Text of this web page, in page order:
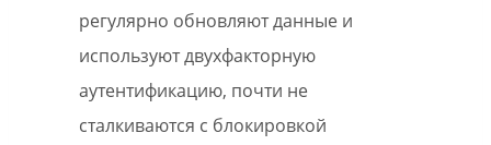
регулярно обновляют данные и
используют двухфакторную
аутентификацию, почти не
сталкиваются с блокировкой